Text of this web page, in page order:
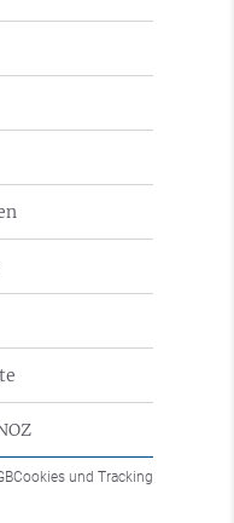
Cookies und Tracking